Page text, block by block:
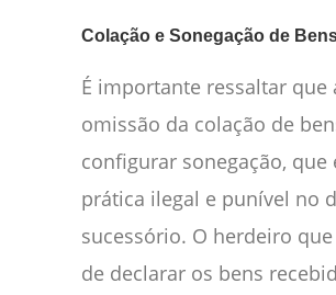
Colação e Sonegação de
É importante ressaltar que
omissão da colação de
configurar sonegação, que
prática ilegal e punível no
sucessório. O herdeiro
de declarar os bens